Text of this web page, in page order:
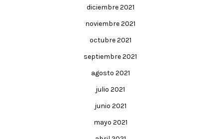
diciembre 2021
noviembre 2021
octubre 2021
septiembre 2021
agosto 2021
julio 2021
junio 2021
mayo 2021